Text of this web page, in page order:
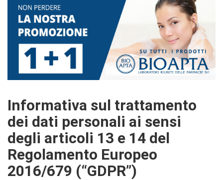
Informativa sul trattamento
dei dati personali ai sensi
degli articoli 13 e 14 del
Regolamento Europeo
2016/679 (“GDPR”)